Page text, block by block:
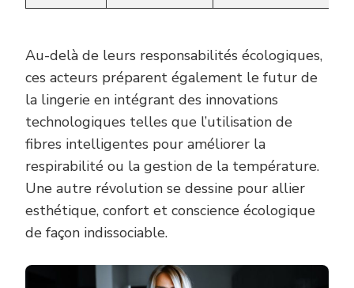
Au-delà de leurs responsabilités écologiques,
ces acteurs préparent également le futur de
la lingerie en intégrant des innovations
technologiques telles que l’utilisation de
fibres intelligentes pour améliorer la
respirabilité ou la gestion de la température.
Une autre révolution se dessine pour allier
esthétique, confort et conscience écologique
de façon indissociable.